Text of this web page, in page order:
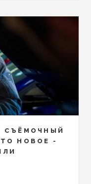
СЪЁМОЧНЫЙ
НОВОЕ -